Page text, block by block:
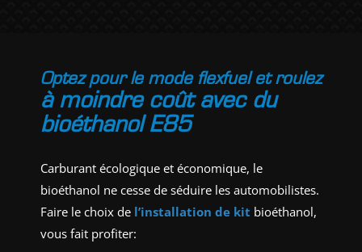
Optez pour le mode flexfuel et roulez
à moindre coût avec du
bioéthanol E85
Carburant écologique et économique, le
bioéthanol ne cesse de séduire les automobilistes.
Faire le choix de l’installation de kit bioéthanol,
vous fait profiter: